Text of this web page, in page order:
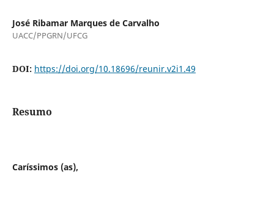
José Ribamar Marques de Carvalho
UACC/PPGRN/UFCG
DOI: https://doi.org/10.18696/reunir.v2i1.49
Resumo
Caríssimos (as),